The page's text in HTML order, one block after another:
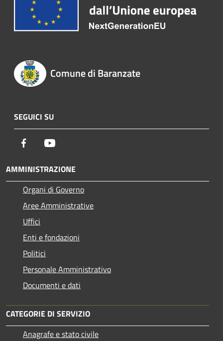
Comune di Baranzate
SEGUICI SU
Facebook
AMMINISTRAZIONE
Organi di Governo
Aree Amministrative
Uffici
Enti e fondazioni
Politici
Personale Amministrativo
Documenti e dati
CATEGORIE DI SERVIZIO
Anagrafe e stato civile